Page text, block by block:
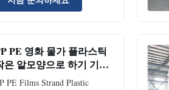
conveyor: feed the clean films or
into the cutting compactor 2.
the blades ...
PE 영화 물가 플라스틱
은 알모양으로 하기 기계
하나 나사 두 배 단계 잡
PE Films Strand Plastic